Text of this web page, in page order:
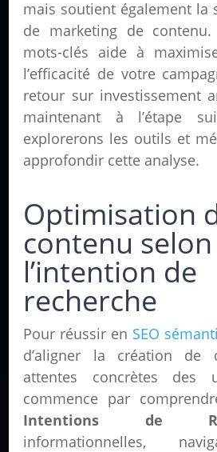
mais soutient également la
de marketing de contenu.
mots-clés aide à
l’efficacité de votre
retour sur investissement
maintenant à l’étape
explorerons les outils et
approfondir cette analyse.
Optimisation
contenu selon
l’intention de
recherche
Pour réussir en SEO
d’aligner la création de
attentes concrètes des
commence par
Intentions de
informationnelles,